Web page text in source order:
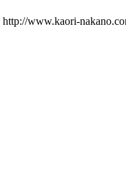
http://www.kaori-